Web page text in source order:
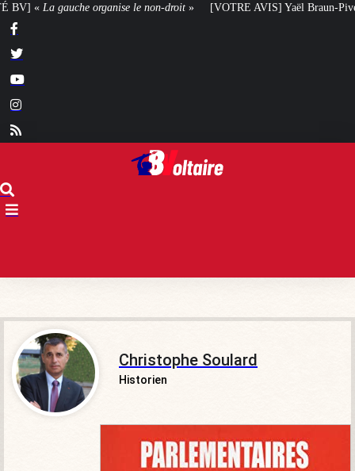
le non-droit» [VOTRE AVIS] Yaël Braun-Pivet doit-elle renoncer à
Christophe Soulard
Historien